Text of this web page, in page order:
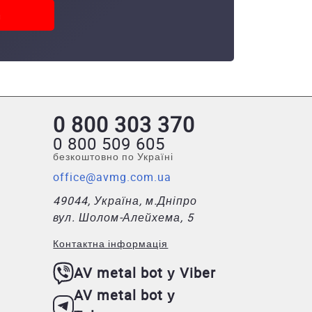
0 800 303 370
0 800 509 605
безкоштовно по Україні
office@avmg.com.ua
49044, Україна, м.Дніпро
вул. Шолом-Алейхема, 5
Контактна інформація
AV metal bot у Viber
AV metal bot у